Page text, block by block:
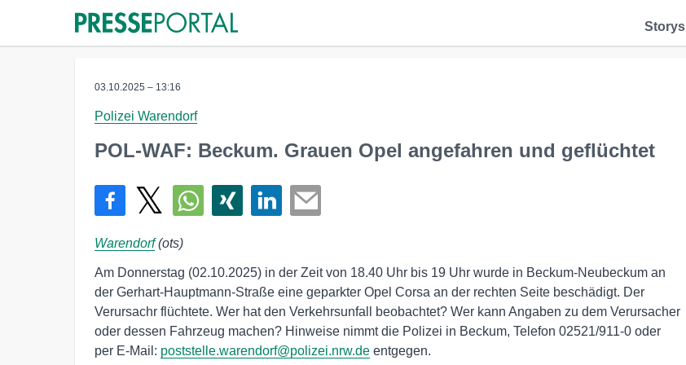
Storys
03.10.2025 – 13:16
Polizei Warendorf
POL-WAF: Beckum. Grauen Opel angefahren und geflüchtet
Warendorf(ots)
Am Donnerstag (02.10.2025) in der Zeit von 18.40 Uhr bis 19 Uhr wurde in Beckum-Neubeckum an
der Gerhart-Hauptmann-Straße eine geparkter Opel Corsa an der rechten Seite beschädigt. Der
Verursachr flüchtete. Wer hat den Verkehrsunfall beobachtet? Wer kann Angaben zu dem Verursacher
oder dessen Fahrzeug machen? Hinweise nimmt die Polizei in Beckum, Telefon 02521/911-0 oder
per E-Mail: poststelle.warendorf@polizei.nrw.de entgegen.